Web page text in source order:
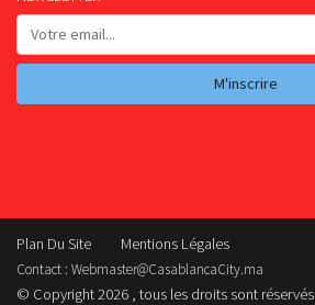
M'inscrire
Plan Du Site Mentions Légales
Contact : Webmaster@CasablancaCity.ma
© Copyright 2026 , tous les droits sont réservés